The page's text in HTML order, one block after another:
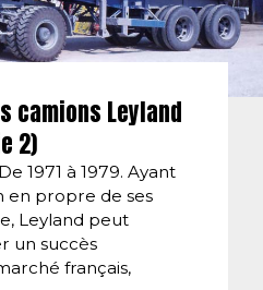
camions Leyland
2)
1971 à 1979. Ayant
en propre de ses
Leyland peut
un succès
français,